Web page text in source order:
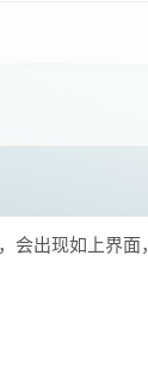
会出现如上界面